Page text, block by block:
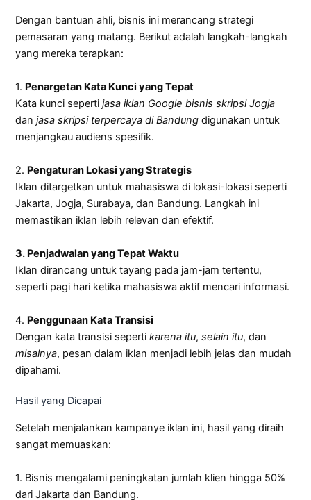
Dengan bantuan ahli, bisnis ini merancang strategi
pemasaran yang matang. Berikut adalah langkah-langkah
yang mereka terapkan:
1. Penargetan Kata Kunci yang Tepat
Kata kunci sepertijasa iklan Google bisnis skripsi Jogja
danjasa skripsi terpercaya di Bandung digunakan untuk
menjangkau audiens spesifik.
2. Pengaturan Lokasi yang Strategis
Iklan ditargetkan untuk mahasiswa di lokasi-lokasi seperti
Jakarta, Jogja, Surabaya, dan Bandung. Langkah ini
memastikan iklan lebih relevan dan efektif.
3. Penjadwalan yang Tepat Waktu
Iklan dirancang untuk tayang pada jam-jam tertentu,
seperti pagi hari ketika mahasiswa aktif mencari informasi.
4. Penggunaan Kata Transisi
Dengan kata transisi sepertikarena itu,selain itu, dan
misalnya, pesan dalam iklan menjadi lebih jelas dan mudah
dipahami.
Hasil yang Dicapai
Setelah menjalankan kampanye iklan ini, hasil yang diraih
sangat memuaskan:
1. Bisnis mengalami peningkatan jumlah klien hingga 50%
dari Jakarta dan Bandung.